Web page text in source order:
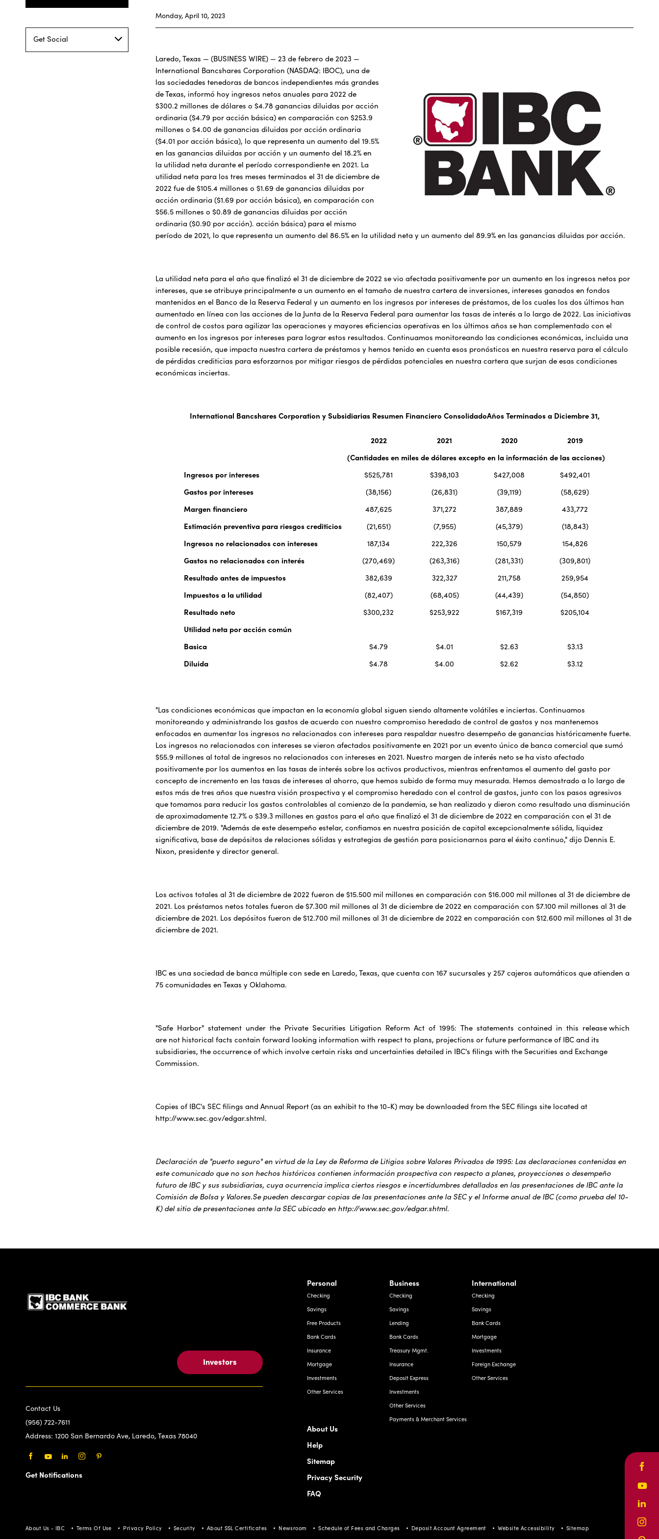
Get Social
Monday, April 10, 2023
Laredo, Texas — (BUSINESS WIRE) — 23 de febrero de 2023 —
International Bancshares Corporation (NASDAQ: IBOC), una de
las sociedades tenedoras de bancos independientes más grandes
de Texas, informó hoy ingresos netos anuales para 2022 de
$300.2 millones de dólares o $4.78 ganancias diluidas por acción
ordinaria ($4.79 por acción básica) en comparación con $253.9
millones o $4.00 de ganancias diluidas por acción ordinaria
($4.01 por acción básica), lo que representa un aumento del 19.5%
en las ganancias diluidas por acción y un aumento del 18.2% en
la utilidad neta durante el período correspondiente en 2021. La
utilidad neta para los tres meses terminados el 31 de diciembre de
2022 fue de $105.4 millones o $1.69 de ganancias diluidas por
acción ordinaria ($1.69 por acción básica), en comparación con
$56.5 millones o $0.89 de ganancias diluidas por acción
ordinaria ($0.90 por acción). acción básica) para el mismo
período de 2021, lo que representa un aumento del 86.5% en la utilidad neta y un aumento del 89.9% en las ganancias diluidas por acción.
La utilidad neta para el año que finalizó el 31 de diciembre de 2022 se vio afectada positivamente por un aumento en los ingresos netos por
intereses, que se atribuye principalmente a un aumento en el tamaño de nuestra cartera de inversiones, intereses ganados en fondos
mantenidos en el Banco de la Reserva Federal y un aumento en los ingresos por intereses de préstamos, de los cuales los dos últimos han
aumentado en línea con las acciones de la Junta de la Reserva Federal para aumentar las tasas de interés a lo largo de 2022. Las iniciativas
de control de costos para agilizar las operaciones y mayores eficiencias operativas en los últimos años se han complementado con el
aumento en los ingresos por intereses para lograr estos resultados. Continuamos monitoreando las condiciones económicas, incluida una
posible recesión, que impacta nuestra cartera de préstamos y hemos tenido en cuenta esos pronósticos en nuestra reserva para el cálculo
de pérdidas crediticias para esforzarnos por mitigar riesgos de pérdidas potenciales en nuestra cartera que surjan de esas condiciones
económicas inciertas.
International Bancshares Corporation y Subsidiarias Resumen Financiero ConsolidadoAños Terminados a Diciembre 31,
2022 2021 2020
2019
(Cantidades en miles de dólares excepto en la información de las acciones)
Ingresos por intereses
$525,781 $398,103 $427,008 $492,401
Gastos por intereses (38,156) (26,831) (39,119) (58,629)
Margen financiero 487,625 371,272 387,889 433,772
Estimación preventiva para riesgos crediticios (21,651) (7,955) (45,379) (18,843)
Ingresos no relacionados con intereses 187,134 222,326 150,579 154,826
Gastos no relacionados con interés (270,469) (263,316) (281,331) (309,801)
Resultado antes de impuestos 382,639 322,327 211,758 259,954
Impuestos a la utilidad (82,407) (68,405) (44,439) (54,850)
Resultado neto $300,232 $253,922 $167,319 $205,104
Utilidad neta por acción común
Basica
$4.79 $4.01 $2.63 $3.13
Diluida $4.78 $4.00 $2.62 $3.12
"Las condiciones económicas que impactan en la economía global siguen siendo altamente volátiles e inciertas. Continuamos
monitoreando y administrando los gastos de acuerdo con nuestro compromiso heredado de control de gastos y nos mantenemos
enfocados en aumentar los ingresos no relacionados con intereses para respaldar nuestro desempeño de ganancias históricamente fuerte.
Los ingresos no relacionados con intereses se vieron afectados positivamente en 2021 por un evento único de banca comercial que sumó
$55.9 millones al total de ingresos no relacionados con intereses en 2021. Nuestro margen de interés neto se ha visto afectado
positivamente por los aumentos en las tasas de interés sobre los activos productivos, mientras enfrentamos el aumento del gasto por
concepto de incremento en las tasas de intereses al ahorro, que hemos subido de forma muy mesurada. Hemos demostrado a lo largo de
estos más de tres años que nuestra visión prospectiva y el compromiso heredado con el control de gastos, junto con los pasos agresivos
que tomamos para reducir los gastos controlables al comienzo de la pandemia, se han realizado y dieron como resultado una disminución
de aproximadamente 12.7% o $39.3 millones en gastos para el año que finalizó el 31 de diciembre de 2022 en comparación con el 31 de
diciembre de 2019. "Además de este desempeño estelar, confiamos en nuestra posición de capital excepcionalmente sólida, liquidez
significativa, base de depósitos de relaciones sólidas y estrategias de gestión para posicionarnos para el éxito continuo," dijo Dennis E.
Nixon, presidente y director general.
Los activos totales al 31 de diciembre de 2022 fueron de $15.500 mil millones en comparación con $16.000 mil millones al 31 de diciembre de
2021. Los préstamos netos totales fueron de $7.300 mil millones al 31 de diciembre de 2022 en comparación con $7.100 mil millones al 31 de
diciembre de 2021. Los depósitos fueron de $12.700 mil millones al 31 de diciembre de 2022 en comparación con $12.600 mil millones al 31 de
diciembre de 2021.
IBC es una sociedad de banca múltiple con sede en Laredo, Texas, que cuenta con 167 sucursales y 257 cajeros automáticos que atienden a
75 comunidades en Texas y Oklahoma.
"Safe Harbor" statement under the Private Securities Litigation Reform Act of 1995: The statements contained in this release which
are not historical facts contain forward looking information with respect to plans, projections or future performance of IBC and its
subsidiaries, the occurrence of which involve certain risks and uncertainties detailed in IBC's filings with the Securities and Exchange
Commission.
Copies of IBC's SEC filings and Annual Report (as an exhibit to the 10-K) may be downloaded from the SEC filings site located at
http://www.sec.gov/edgar.shtml.
Declaración de "puerto seguro" en virtud de la Ley de Reforma de Litigios sobre Valores Privados de 1995: Las declaraciones contenidas en
este comunicado que no son hechos históricos contienen información prospectiva con respecto a planes, proyecciones o desempeño
futuro de IBC y sus subsidiarias, cuya ocurrencia implica ciertos riesgos e incertidumbres detallados en las presentaciones de IBC ante la
Comisión de Bolsa y Valores.Se pueden descargar copias de las presentaciones ante la SEC y el Informe anual de IBC (como prueba del 10-
K) del sitio de presentaciones ante la SEC ubicado en http://www.sec.gov/edgar.shtml.
IBC Bank,1200 San Bernardo Ave, Laredo Texas
Investors
Contact Us
(956) 722-7611
Address: 1200 San Bernardo Ave, Laredo, Texas 78040
Get Notifications
Personal
Checking
Savings
Free Products
Bank Cards
Insurance
Mortgage
Investments
Other Services
Business
Checking
Savings
Lending
Bank Cards
Treasury Mgmt.
Insurance
Deposit Express
Investments
Other Services
Payments & Merchant Services
International
Checking
Savings
Bank Cards
Mortgage
Investments
Foreign Exchange
Other Services
About Us
Help
Sitemap
Privacy Security
FAQ
About Us - IBC Terms Of Use Privacy Policy Security About SSL Certificates Newsroom Schedule of Fees and Charges Deposit Account Agreement Website Accessibility Sitemap